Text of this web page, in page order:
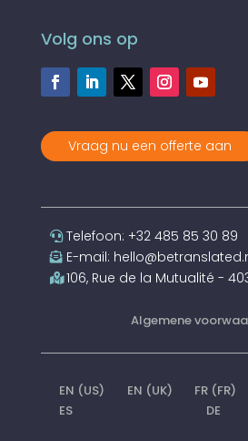
Volg ons op
Vraag nu een offerte aan
Telefoon: +32 485 85 30 89
E-mail:
106, Rue de la Mutualité -
Algemene
EN (US) EN (UK) FR (FR)
ES
DE